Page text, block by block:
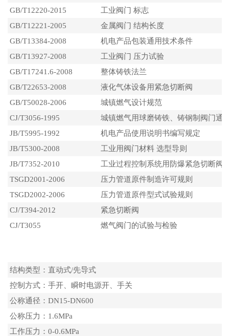
GB/T12220-2015
工业阀门 标志
GB/T12221-2005
金属阀门 结构长度
GB/T13384-2008
机电产品包装通用技术条件
GB/T13927-2008
工业阀门 压力试验
GB/T17241.6-2008
整体铸铁法兰
GB/T22653-2008
液化气体设备用紧急切断阀
GB/T50028-2006
城镇燃气设计规范
CJ/T3056-1995
城镇燃气用球磨铸铁、铸钢制阀门通
JB/T5995-1992
机电产品使用说明书编写规定
JB/T5300-2008
工业用阀门材料 选型导则
JB/T7352-2010
工业过程控制系统用防爆紧急切断阀
TSGD2001-2006
压力管道原件制造许可规则
TSGD2002-2006
压力管道原件型式试验规则
CJ/T394-2012
紧急切断阀
CJ/T3055
燃气阀门的试验与检验
结构类型：直动式/先导式
控制方式：手开、瞬时电源开、手关
公称通径：DN15-DN600
公称压力：1.6MPa
工作压力：0-0.6MPa